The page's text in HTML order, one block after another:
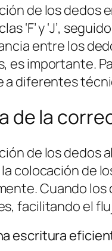
de los dedos
‘F’ y ‘J’,
entre los
es importante.
a diferentes
de la
de los dedos
colocación de
Cuando los
facilitando el
escritura